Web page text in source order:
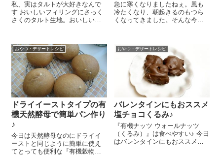
私、実はタルトが大好きなんで
す おいしいフィリングにさっく
さくのタルト生地。おいしいで
りして…あまり自分では作りま
せん…。 先日お店で『ブランク
ッキー』をボーっと眺めていた
私。そこで...
急に寒くなりましたねぇ。風も
冷たくなり、朝起きるのもつら
くなってきました。そんな今
りに入れてみました(#^.^#) 雑穀
はご飯を炊く時に小さい湯のみ
おやつ・デザートレシピ
ドライイーストタイプの有
機天然酵母で簡単パン作り
♪
今日は天然酵母なのにドライイ
ーストと同じように簡単に使え
てとっても便利な『有機穀物で
おやつ・デザートレシピ
バレンタインにもおススメ
塩チョコくるみ♪
『有機ナッツ ウォールナッツ
（くるみ）』は食べやすい♪ 今日
はバレンタインにもおススメの